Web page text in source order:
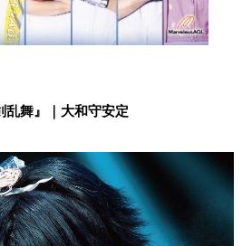
乱舞』｜大和守安定